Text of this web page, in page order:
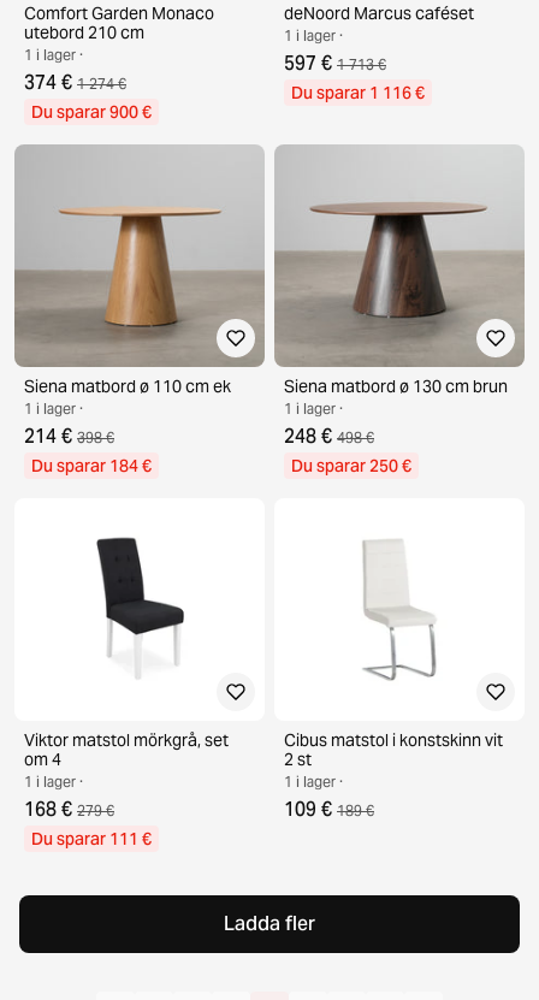
Comfort Garden Monaco
utebord 210 cm
1 i lager ·
374 € 1 274 €
Du sparar 900 €
deNoord Marcus caféset
1 i lager ·
597 € 1 713 €
Du sparar 1 116 €
Siena matbord ø 110 cm ek
1 i lager ·
214 € 398 €
Du sparar 184 €
Siena matbord ø 130 cm brun
1 i lager ·
248 € 498 €
Du sparar 250 €
Viktor matstol mörkgrå, set
om 4
1 i lager ·
168 € 279 €
Du sparar 111 €
Cibus matstol i konstskinn vit
2 st
1 i lager ·
109 € 189 €
Ladda fler